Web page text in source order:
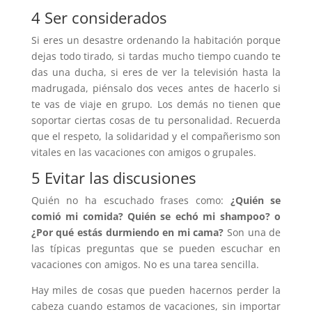
4 Ser considerados
Si eres un desastre ordenando la habitación porque
dejas todo tirado, si tardas mucho tiempo cuando te
das una ducha, si eres de ver la televisión hasta la
madrugada, piénsalo dos veces antes de hacerlo si
te vas de viaje en grupo. Los demás no tienen que
soportar ciertas cosas de tu personalidad. Recuerda
que el respeto, la solidaridad y el compañerismo son
vitales en las vacaciones con amigos o grupales.
5 Evitar las discusiones
Quién no ha escuchado frases como: ¿Quién se
comió mi comida? Quién se echó mi shampoo? o
¿Por qué estás durmiendo en mi cama? Son una de
las típicas preguntas que se pueden escuchar en
vacaciones con amigos. No es una tarea sencilla.
Hay miles de cosas que pueden hacernos perder la
cabeza cuando estamos de vacaciones, sin importar